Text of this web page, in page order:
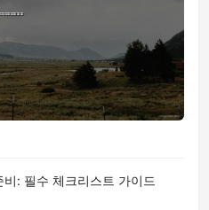
: 필수 체크리스트 가이드